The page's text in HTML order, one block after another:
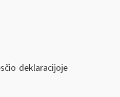
deklaracijoje